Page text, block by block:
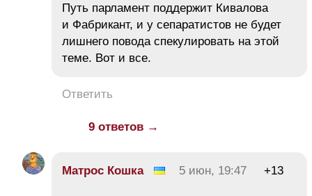
Путь парламент поддержит Кивалова
и Фабрикант, и у сепаратистов не будет
лишнего повода спекулировать на этой
теме. Вот и все.
Ответить
9 ответов →
Матрос Кошка 5 июн, 19:47 +13